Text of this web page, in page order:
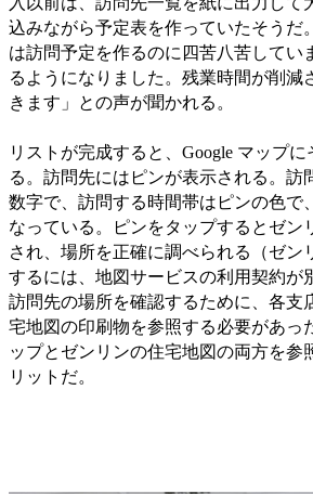
込みながら予定表を作っていたそうだ
は訪問予定を作るのに四苦八苦してい
るようになりました。残業時間が削減
きます」との声が聞かれる。
リストが完成すると、Google マップ
る。訪問先にはピンが表示される。訪
数字で、訪問する時間帯はピンの色で
なっている。ピンをタップするとゼン
され、場所を正確に調べられる（ゼン
するには、地図サービスの利用契約が
訪問先の場所を確認するために、各支
宅地図の印刷物を参照する必要があっ
ップとゼンリンの住宅地図の両方を参
リットだ。